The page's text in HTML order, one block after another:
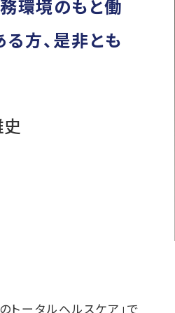
環境のもと働
方、是非とも
トータルヘルスケア」で